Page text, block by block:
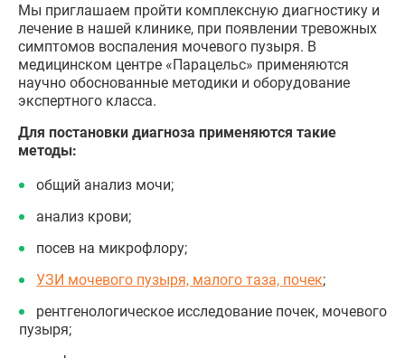
Мы приглашаем пройти комплексную диагностику и
лечение в нашей клинике, при появлении тревожных
симптомов воспаления мочевого пузыря. В
медицинском центре «Парацельс» применяются
научно обоснованные методики и оборудование
экспертного класса.
Для постановки диагноза применяются такие
методы:
общий анализ мочи;
анализ крови;
посев на микрофлору;
УЗИ мочевого пузыря, малого таза, почек;
рентгенологическое исследование почек, мочевого
пузыря;